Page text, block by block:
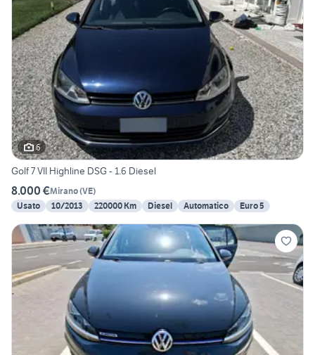
6
Golf 7 VII Highline DSG - 1.6 Diesel
8.000 €Mirano(VE)
Usato
10/2013 220000 Km Diesel Automatico Euro 5